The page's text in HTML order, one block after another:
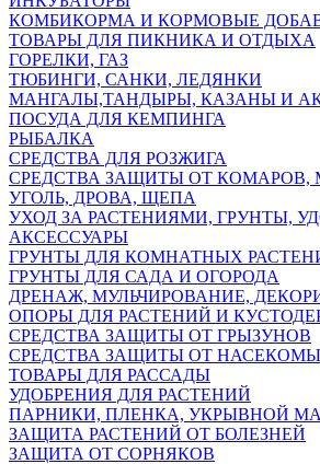
КОМБИКОРМА И КОРМОВЫЕ
ТОВАРЫ ДЛЯ ПИКНИКА И ОТДЫХА
ГОРЕЛКИ, ГАЗ
ТЮБИНГИ, САНКИ, ЛЕДЯНКИ
МАНГАЛЫ,ТАНДЫРЫ, КАЗАНЫ И
ПОСУДА ДЛЯ КЕМПИНГА
РЫБАЛКА
СРЕДСТВА ДЛЯ РОЗЖИГА
СРЕДСТВА ЗАЩИТЫ ОТ КОМАРОВ,
УГОЛЬ, ДРОВА, ЩЕПА
УХОД ЗА РАСТЕНИЯМИ, ГРУНТЫ,
АКСЕССУАРЫ
ГРУНТЫ ДЛЯ КОМНАТНЫХ
ГРУНТЫ ДЛЯ САДА И ОГОРОДА
ДРЕНАЖ, МУЛЬЧИРОВАНИЕ,
ОПОРЫ ДЛЯ РАСТЕНИЙ И
СРЕДСТВА ЗАЩИТЫ ОТ ГРЫЗУНОВ
СРЕДСТВА ЗАЩИТЫ ОТ
ТОВАРЫ ДЛЯ РАССАДЫ
УДОБРЕНИЯ ДЛЯ РАСТЕНИЙ
ПАРНИКИ, ПЛЕНКА, УКРЫВНОЙ
ЗАЩИТА РАСТЕНИЙ ОТ БОЛЕЗНЕЙ
ЗАЩИТА ОТ СОРНЯКОВ